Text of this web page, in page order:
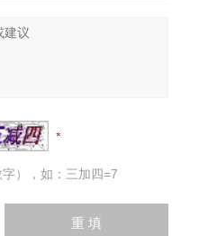
），如：三加四=7